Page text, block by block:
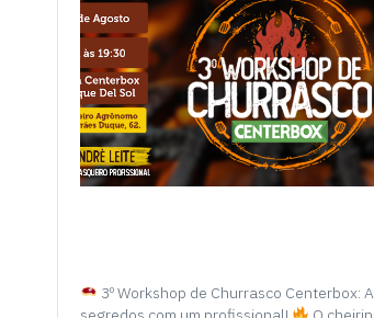
3º Workshop de Churrasco Centerbox: